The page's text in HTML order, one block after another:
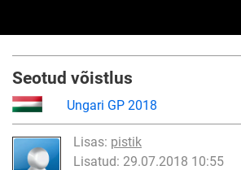
Seotud võistlus
Ungari GP 2018
Lisas: pistik
Lisatud: 29.07.2018 10:55